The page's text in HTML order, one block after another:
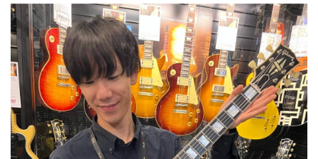
エレキギター アコギ/エレアコ
ベース ウクレレ
ドラム パーカッション